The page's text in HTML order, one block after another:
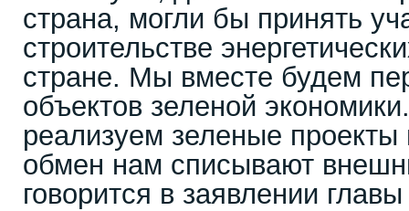
страна, могли бы принять
строительстве
стране. Мы вместе будем
объектов зеленой
реализуем зеленые проекты
обмен нам списывают
говорится в заявлении